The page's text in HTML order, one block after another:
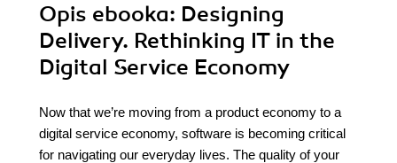
Opis ebooka: Designing
Delivery. Rethinking IT in the
Digital Service Economy
Now that we’re moving from a product economy to a
digital service economy, software is becoming critical
for navigating our everyday lives. The quality of your